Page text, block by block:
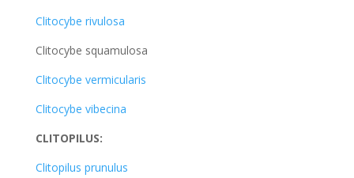
Clitocybe rivulosa
Clitocybe squamulosa
Clitocybe vermicularis
Clitocybe vibecina
CLITOPILUS:
Clitopilus prunulus